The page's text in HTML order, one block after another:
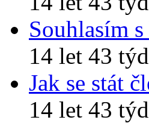
Souhlasím
14 let 43
Jak se stát
14 let 43